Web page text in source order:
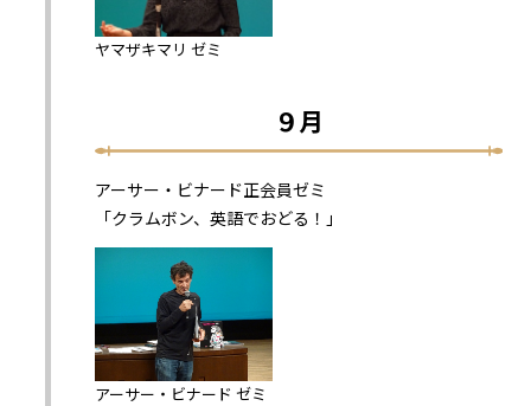
ヤマザキマリ ゼミ
９月
アーサー・ビナード正会員ゼミ
「クラムボン、英語でおどる！」
アーサー・ビナード ゼミ